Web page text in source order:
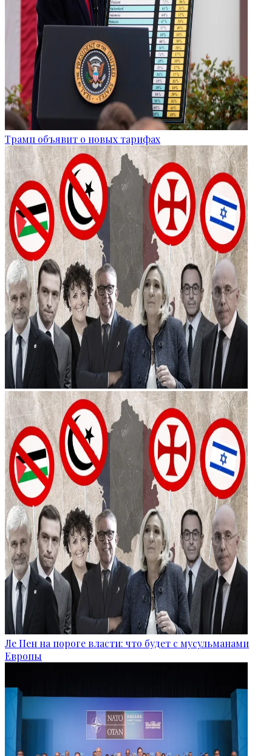
Трамп объявит о новых тарифах
Ле Пен на пороге власти: что будет с мусульманами
Европы